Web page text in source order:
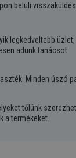
belüli
legkedveltebb
adunk tanácsot.
Minden úszó
tőlünk
a termékeket.